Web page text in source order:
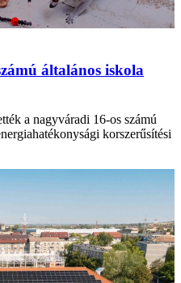
általános iskola
a nagyváradi 16-os számú
korszerűsítési